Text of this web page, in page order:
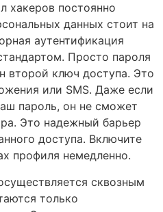
хакеров постоянно
данных стоит на
аутентификация
Просто пароля
второй ключ доступа. Это
или SMS. Даже если
пароль, он не сможет
Это надежный барьер
доступа. Включите
профиля немедленно.
сквозным
только